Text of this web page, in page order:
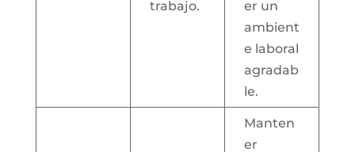
trabajo.
er un
ambient
e laboral
agradab
le.
Manten
er